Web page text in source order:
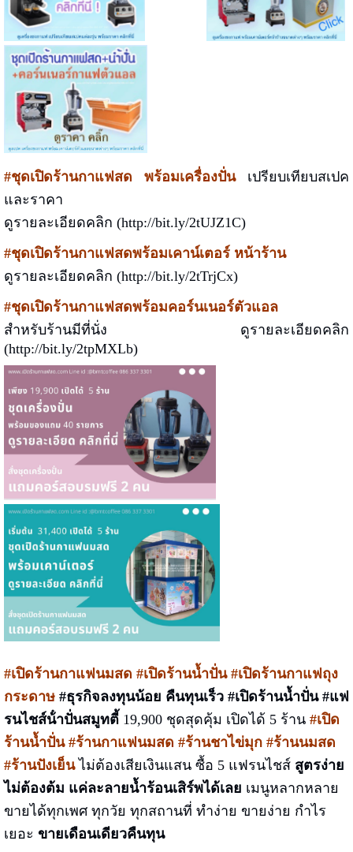
#ชุดเปิดร้านกาแฟสด พร้อมเครื่องปั่นเปรียบเทียบสเปค
และราคา
ดูรายละเอียดคลิก (http://bit.ly/2tUJZ1C)
#ชุดเปิดร้านกาแฟสดพร้อมเคาน์เตอร์ หน้าร้าน
ดูรายละเอียดคลิก (http://bit.ly/2tTrjCx)
#ชุดเปิดร้านกาแฟสดพร้อมคอร์นเนอร์ตัวแอล
สำหรับร้านมีที่นั่ง ดูรายละเอียดคลิก
(http://bit.ly/2tpMXLb)
#เปิดร้านกาแฟนมสด #เปิดร้านน้ำปั่น #เปิดร้านกาแฟถุง
กระดาษ#ธุรกิจลงทุนน้อย คืนทุนเร็ว #เปิดร้านน้ำปั่น #แฟ
รนไชส์น้ําปั่นสมูทตี้ 19,900 ชุดสุดคุ้ม เปิดได้ 5 ร้าน #เปิด
ร้านน้ำปั่น #ร้านกาแฟนมสด #ร้านชาไข่มุก #ร้านนมสด
#ร้านปังเย็น ไม่ต้องเสียเงินแสน ซื้อ 5 แฟรนไชส์ สูตรง่าย
ไม่ต้องต้ม แค่ละลายน้ำร้อนเสิร์พได้เลย เมนูหลากหลาย
ขายได้ทุกเพศ ทุกวัย ทุกสถานที่ ทำง่าย ขายง่าย กำไร
เยอะ ขายเดือนเดียวคืนทุน